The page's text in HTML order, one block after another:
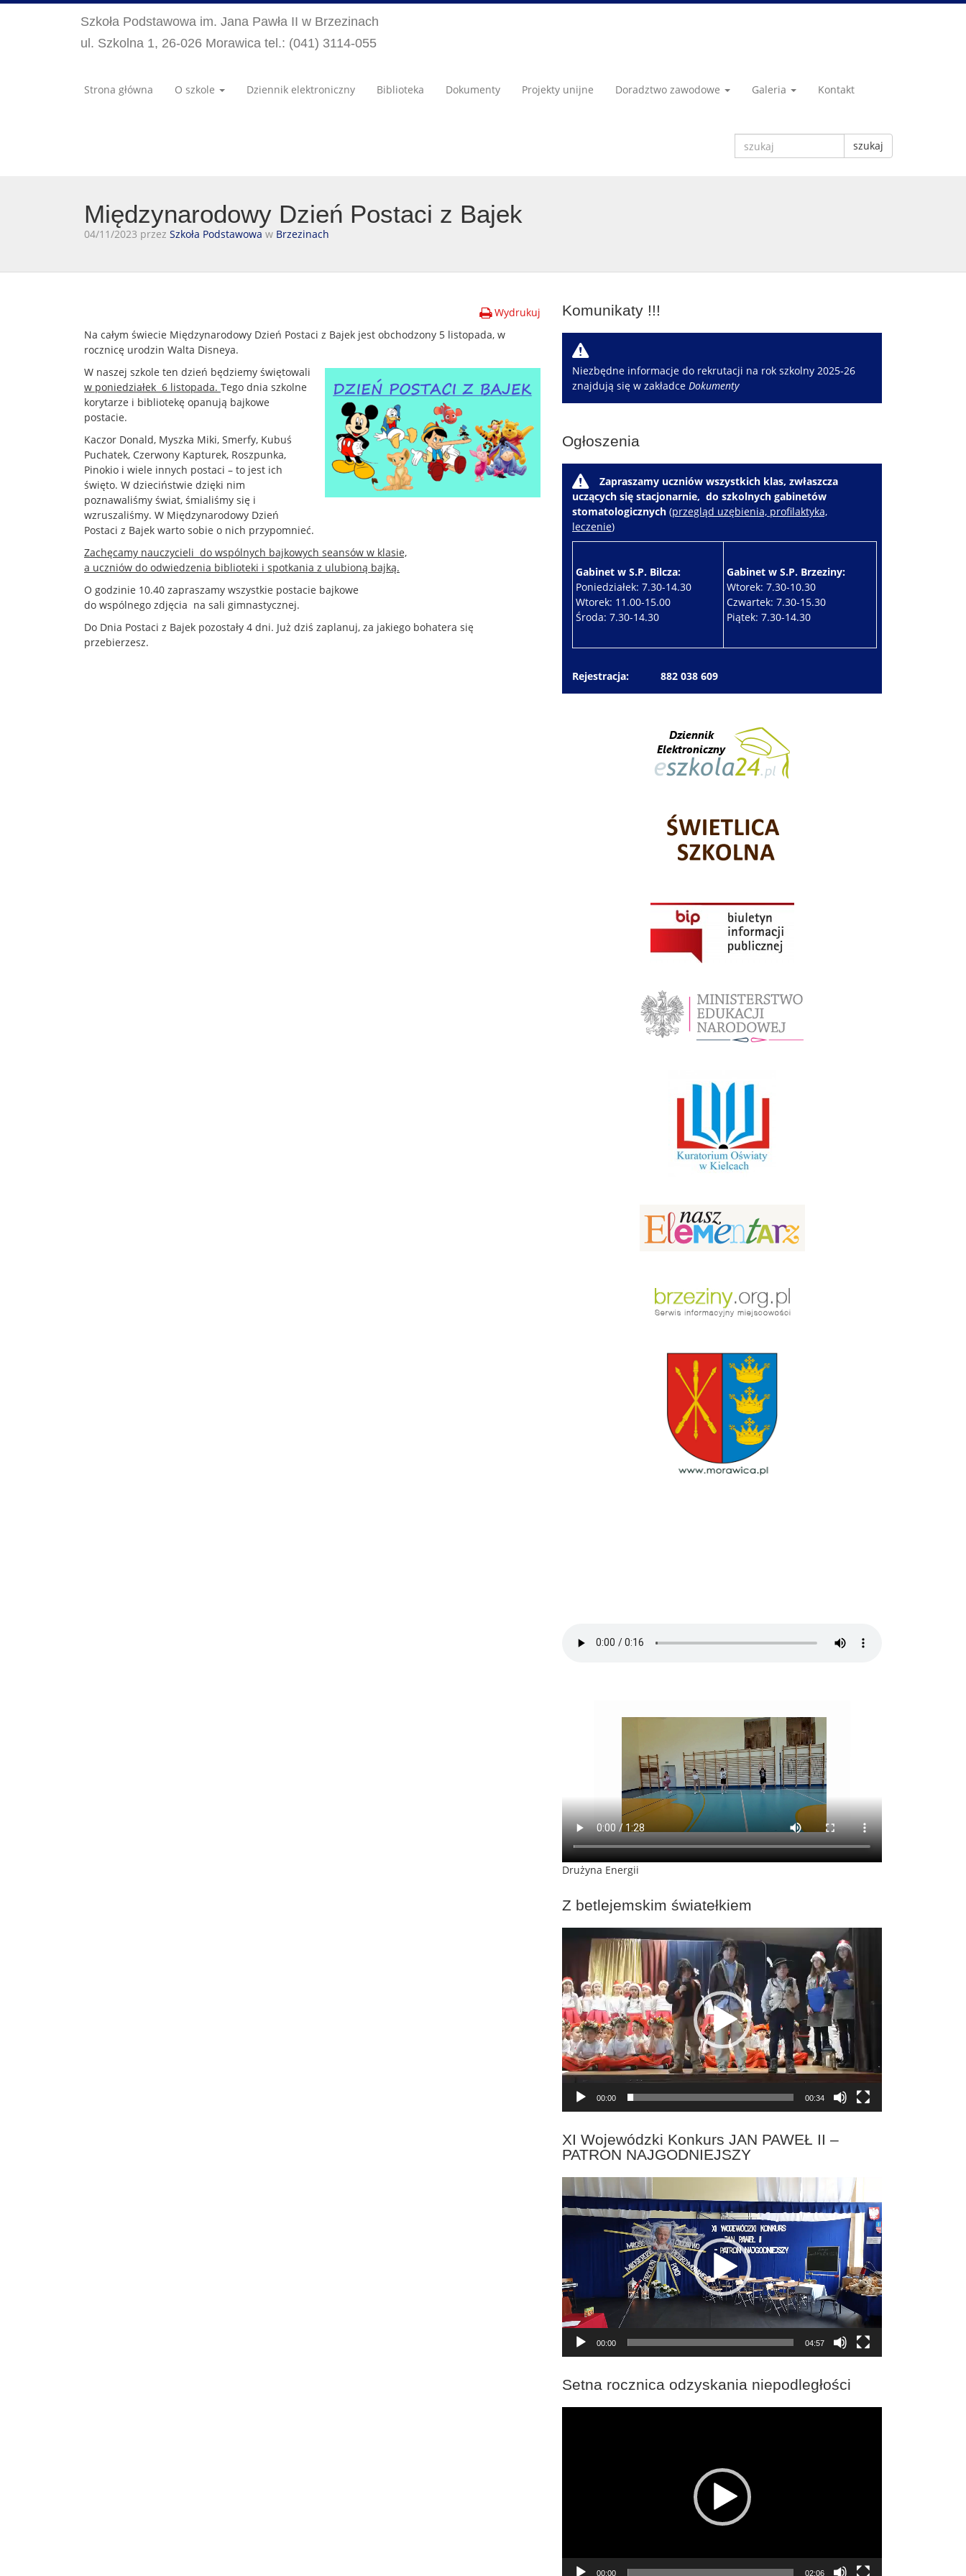
Szkoła Podstawowa im. Jana Pawła II w Brzezinach
ul. Szkolna 1, 26-026 Morawica tel.: (041) 3114-055
Strona główna O szkole Dziennik elektroniczny Biblioteka Dokumenty Projekty unijne Doradztwo zawodowe Galeria Kontakt
szukaj
Międzynarodowy Dzień Postaci z Bajek
04/11/2023 przez Szkoła Podstawowa w Brzezinach
Wydrukuj
Na całym świecie Międzynarodowy Dzień Postaci z Bajek jest obchodzony 5 listopada, w
rocznicę urodzin Walta Disneya.
W naszej szkole ten dzień będziemy świętowali
w poniedziałek 6 listopada. Tego dnia szkolne
korytarze i bibliotekę opanują bajkowe
postacie.
Kaczor Donald, Myszka Miki, Smerfy, Kubuś
Puchatek, Czerwony Kapturek, Roszpunka,
Pinokio i wiele innych postaci – to jest ich
święto. W dzieciństwie dzięki nim
poznawaliśmy świat, śmialiśmy się i
wzruszaliśmy. W Międzynarodowy Dzień
Postaci z Bajek warto sobie o nich przypomnieć.
Zachęcamy nauczycieli do wspólnych bajkowych seansów w klasie,
a uczniów do odwiedzenia biblioteki i spotkania z ulubioną bajką.
O godzinie 10.40 zapraszamy wszystkie postacie bajkowe
do wspólnego zdjęcia na sali gimnastycznej.
Do Dnia Postaci z Bajek pozostały 4 dni. Już dziś zaplanuj, za jakiego bohatera się
przebierzesz.
Komunikaty !!!
W
Niezbędne informacje do rekrutacji na rok szkolny 2025-26
znajdują się w zakładce Dokumenty
Ogłoszenia
W
Zapraszamy uczniów wszystkich klas, zwłaszcza
uczących się stacjonarnie, do szkolnych gabinetów
stomatologicznych (przegląd uzębienia, profilaktyka,
leczenie)
Gabinet w S.P. Bilcza:
Poniedziałek: 7.30-14.30
Wtorek: 11.00-15.00
Środa: 7.30-14.30
Gabinet w S.P. Brzeziny:
Wtorek: 7.30-10.30
Czwartek: 7.30-15.30
Piątek: 7.30-14.30
Rejestracja: 882 038 609
Drużyna Energii
Z betlejemskim światełkiem
Odtwarzacz
00:00 00:34
XI Wojewódzki Konkurs JAN PAWEŁ II –
PATRON NAJGODNIEJSZY
Odtwarzacz
video
00:00 04:57
Setna rocznica odzyskania niepodległości
00:00 02:06